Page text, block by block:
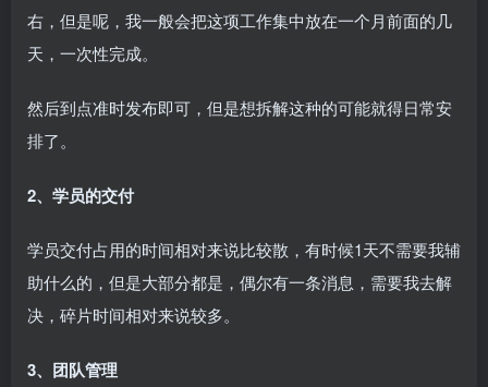
右，但是呢，我一般会把这项工作集中放在一个月前面的几
天，一次性完成。
然后到点准时发布即可，但是想拆解这种的可能就得日常安
排了。
2、学员的交付
学员交付占用的时间相对来说比较散，有时候1天不需要我辅
助什么的，但是大部分都是，偶尔有一条消息，需要我去解
决，碎片时间相对来说较多。
3、团队管理